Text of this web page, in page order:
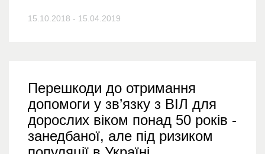
15.10.2018 - 15.04.2019
Перешкоди до отримання
допомоги у зв’язку з ВІЛ для
дорослих віком понад 50 років -
занедбаної, але під ризиком